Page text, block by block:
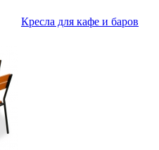
Кресла для кафе и баров